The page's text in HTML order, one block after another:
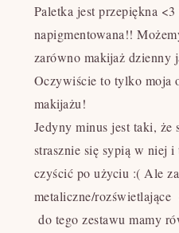
Paletka jest przepiękna
napigmentowana!!
zarówno makijaż dzienny
Oczywiście to tylko moja
makijażu!
Jedyny minus jest taki, że
strasznie się sypią w niej
czyścić po użyciu :( Ale
metaliczne/
do tego zestawu mamy